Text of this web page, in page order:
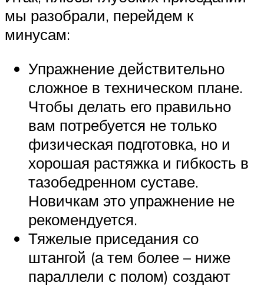
мы разобрали, перейдем к
минусам:
Упражнение действительно
сложное в техническом плане.
Чтобы делать его правильно
вам потребуется не только
физическая подготовка, но и
хорошая растяжка и гибкость в
тазобедренном суставе.
Новичкам это упражнение не
рекомендуется.
Тяжелые приседания со
штангой (а тем более – ниже
параллели с полом) создают